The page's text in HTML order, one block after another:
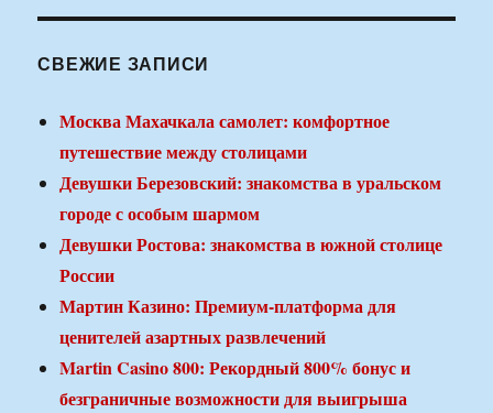
СВЕЖИЕ ЗАПИСИ
Москва Махачкала самолет: комфортное
путешествие между столицами
Девушки Березовский: знакомства в уральском
городе с особым шармом
Девушки Ростова: знакомства в южной столице
России
Мартин Казино: Премиум-платформа для
ценителей азартных развлечений
Martin Casino 800: Рекордный 800% бонус и
безграничные возможности для выигрыша